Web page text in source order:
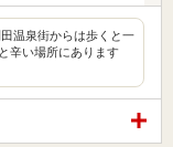
温泉街からは歩くと一
辛い場所にあります